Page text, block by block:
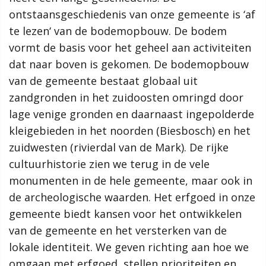
Proces
Hoe werkt de website?
Rol van de gemeente
Contact
Gebieden
Drimmelen
Hooge Zwaluwe
Terheijden
Wagenberg
Toon alle
Thema's
Zoeken
ontstaansgeschiedenis van onze gemeente is ‘af
te lezen‘ van de bodemopbouw. De bodem
vormt de basis voor het geheel aan activiteiten
dat naar boven is gekomen. De bodemopbouw
van de gemeente bestaat globaal uit
zandgronden in het zuidoosten omringd door
lage venige gronden en daarnaast ingepolderde
kleigebieden in het noorden (Biesbosch) en het
zuidwesten (rivierdal van de Mark). De rijke
cultuurhistorie zien we terug in de vele
monumenten in de hele gemeente, maar ook in
de archeologische waarden. Het erfgoed in onze
gemeente biedt kansen voor het ontwikkelen
van de gemeente en het versterken van de
lokale identiteit. We geven richting aan hoe we
ontstaansgeschiedenis van onze gemeente is ‘af
te lezen‘ van de bodemopbouw. De bodem
vormt de basis voor het geheel aan activiteiten
dat naar boven is gekomen. De bodemopbouw
van de gemeente bestaat globaal uit
zandgronden in het zuidoosten omringd door
lage venige gronden en daarnaast ingepolderde
kleigebieden in het noorden (Biesbosch) en het
zuidwesten (rivierdal van de Mark). De rijke
cultuurhistorie zien we terug in de vele
monumenten in de hele gemeente, maar ook in
de archeologische waarden. Het erfgoed in onze
gemeente biedt kansen voor het ontwikkelen
van de gemeente en het versterken van de
lokale identiteit. We geven richting aan hoe we